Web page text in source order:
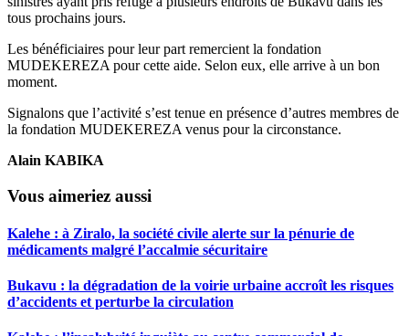
tous prochains jours.
Les bénéficiaires pour leur part remercient la fondation
MUDEKEREZA pour cette aide. Selon eux, elle arrive à un bon
moment.
Signalons que l’activité s’est tenue en présence d’autres membres de
la fondation MUDEKEREZA venus pour la circonstance.
Alain KABIKA
Vous aimeriez aussi
Kalehe : à Ziralo, la société civile alerte sur la pénurie de
médicaments malgré l’accalmie sécuritaire
Bukavu : la dégradation de la voirie urbaine accroît les risques
d’accidents et perturbe la circulation